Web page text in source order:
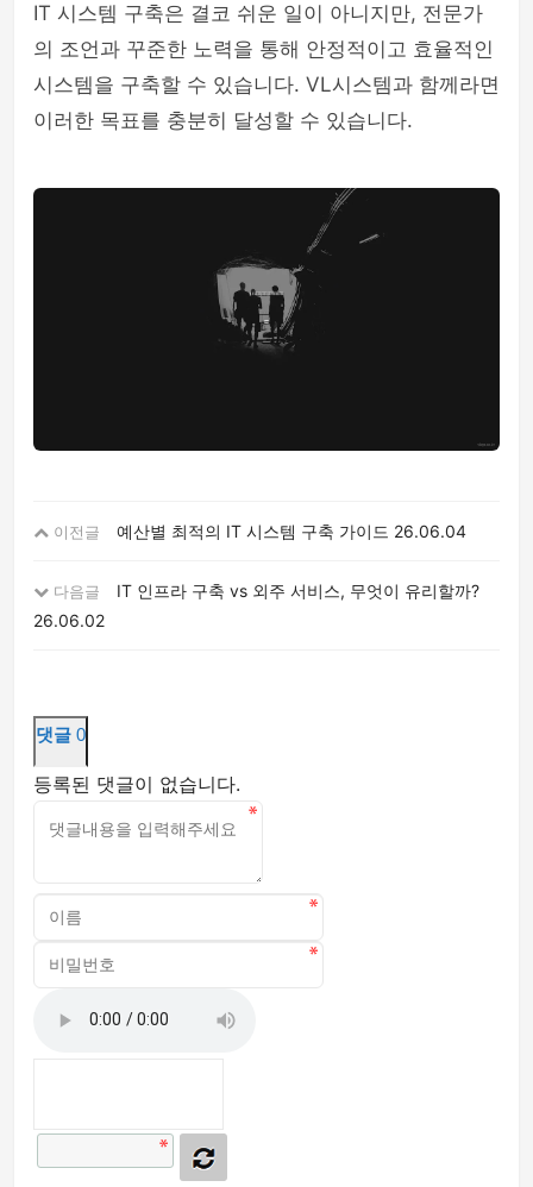
IT 시스템 구축은 결코 쉬운 일이 아니지만, 전문가
의 조언과 꾸준한 노력을 통해 안정적이고 효율적인
시스템을 구축할 수 있습니다. VL시스템과 함께라면
이러한 목표를 충분히 달성할 수 있습니다.
이전글 예산별 최적의 IT 시스템 구축 가이드 26.06.04
다음글
IT 인프라 구축 vs 외주 서비스, 무엇이 유리할까?
26.06.02
댓글 0
등록된 댓글이 없습니다.